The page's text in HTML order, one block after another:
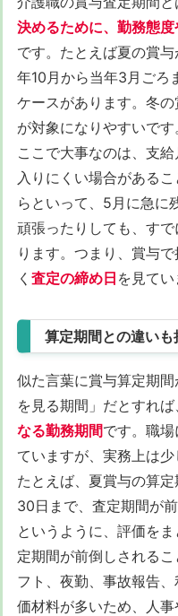
決めるために、勤務態
です。たとえば夏の賞
年10月から当年3月ごろ
ケースがあります。冬
が対象になりやすいです
ここで大事なのは、支
入りにくい場合がある
らといって、5月に急に
頑張ったりしても、す
ります。つまり、賞与
く 査定の締め日 を見てい
算定期間との違い
似た言葉に賞与算定期
を見る期間」だとすれ
なる勤務期間です。職
ていますが、実務上は少
たとえば、夏賞与の算
30日まで、査定期間が
というように、評価を
定期間が前倒しされる
フト、夜勤、事故報告
価材料が多いため、人